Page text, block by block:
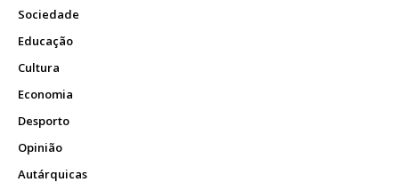
Sociedade
Educação
Cultura
Economia
Desporto
Opinião
Autárquicas